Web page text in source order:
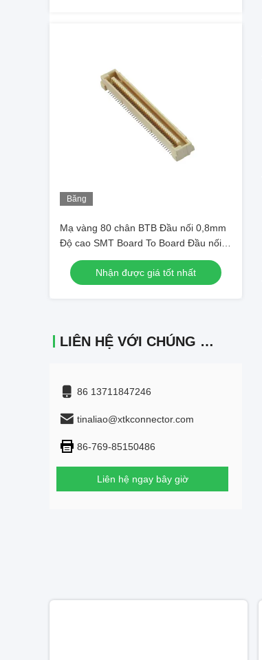
Băng
Mạ vàng 80 chân BTB Đầu nối 0,8mm
Độ cao SMT Board To Board Đầu nối
Nam Cắm
Nhận được giá tốt nhất
LIÊN HỆ VỚI CHÚNG TÔI
86 13711847246
tinaliao@xtkconnector.com
86-769-85150486
Liên hệ ngay bây giờ